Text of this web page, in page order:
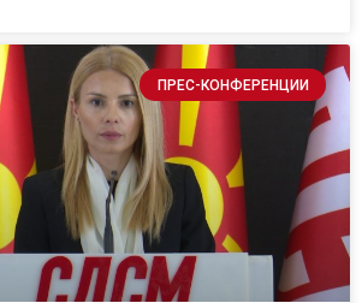
ПРЕС-КОНФЕРЕНЦИИ